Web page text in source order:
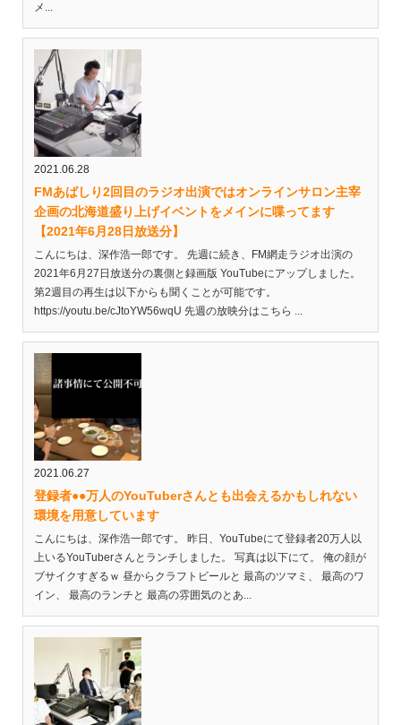
メ...
2021.06.28
FMあばしり2回目のラジオ出演ではオンラインサロン主宰
企画の北海道盛り上げイベントをメインに喋ってます
【2021年6月28日放送分】
こんにちは、深作浩一郎です。 先週に続き、FM網走ラジオ出演の
2021年6月27日放送分の裏側と録画版 YouTubeにアップしました。
第2週目の再生は以下からも聞くことが可能です。
https://youtu.be/cJtoYW56wqU 先週の放映分はこちら ...
2021.06.27
登録者●●万人のYouTuberさんとも出会えるかもしれない
環境を用意しています
こんにちは、深作浩一郎です。 昨日、YouTubeにて登録者20万人以
上いるYouTuberさんとランチしました。 写真は以下にて。 俺の顔が
ブサイクすぎるｗ 昼からクラフトビールと 最高のツマミ、 最高のワ
イン、 最高のランチと 最高の雰囲気のとあ...